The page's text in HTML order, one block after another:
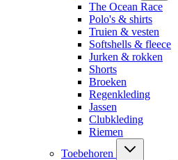
The Ocean Race
Polo's & shirts
Truien & vesten
Softshells & fleece
Jurken & rokken
Shorts
Broeken
Regenkleding
Jassen
Clubkleding
Riemen
Toebehoren